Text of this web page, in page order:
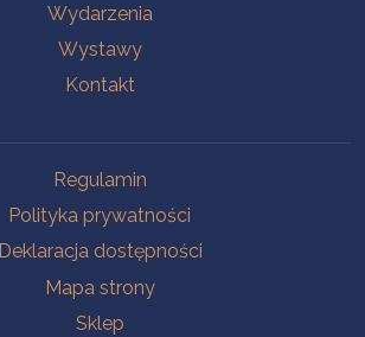
Wydarzenia
Wystawy
Kontakt
Regulamin
Polityka prywatności
Deklaracja dostępności
Mapa strony
Sklep